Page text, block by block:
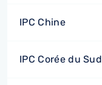
IPC Chine
IPC Corée du Sud